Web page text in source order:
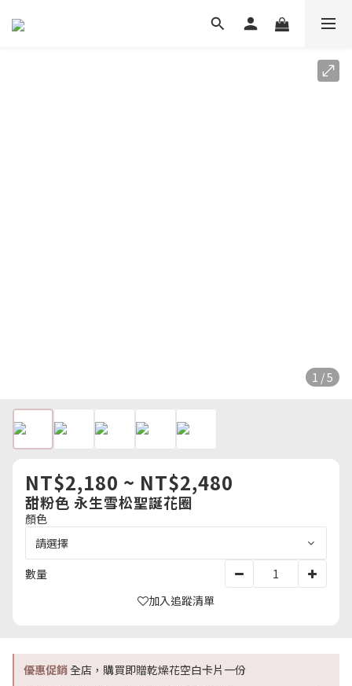
1 / 5
NT$2,180 ~ NT$2,480
甜粉色 永生雪松聖誕花圈
顏色
數量
加入追蹤清單
優惠促銷全店，購買即贈乾燥花空白卡片一份